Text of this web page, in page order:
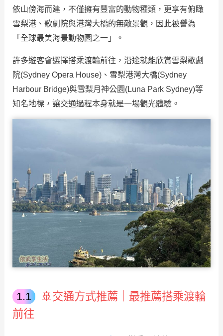
依山傍海而建，不僅擁有豐富的動物種類，更享有俯瞰
雪梨港、歌劇院與港灣大橋的無敵景觀，因此被譽為
「全球最美海景動物園之一」。
許多遊客會選擇搭乘渡輪前往，沿途就能欣賞雪梨歌劇
院(Sydney Opera House)、雪梨港灣大橋(Sydney
Harbour Bridge)與雪梨月神公園(Luna Park Sydney)等
知名地標，讓交通過程本身就是一場觀光體驗。
🚢交通方式推薦｜最推薦搭乘渡輪
前往